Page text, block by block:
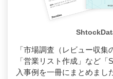
「市場調査（レビュー収集
「営業リスト作成」など
入事例を一冊にまとめまし